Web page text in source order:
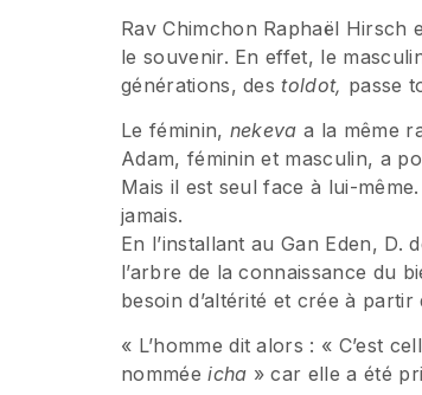
Rav Chimchon Raphaël Hirsch
le souvenir. En effet, le
générations, destoldot, passe
Le féminin, nekeva a la même
Adam, féminin et masculin, a
Mais il est seul face à lui-
jamais.
En l’installant au Gan Eden,
l’arbre de la connaissance du
besoin d’altérité et crée à
« L’homme dit alors : « C’est
nomméeicha » car elle a été